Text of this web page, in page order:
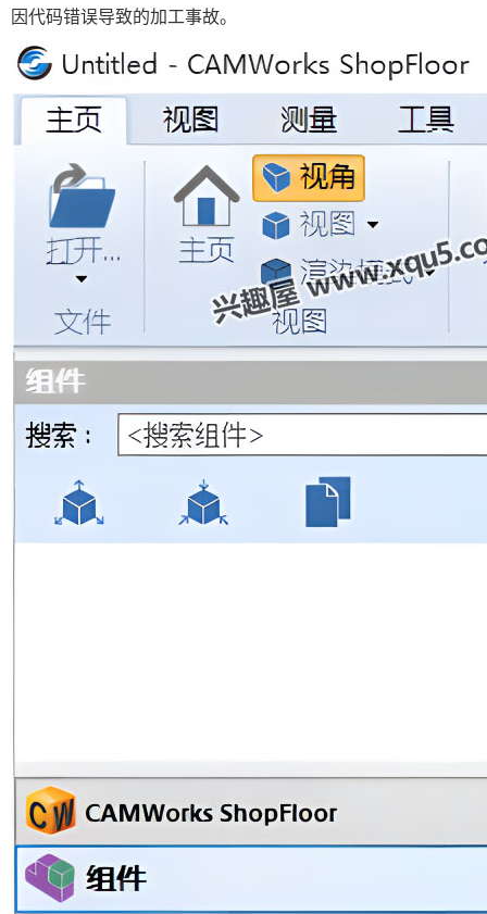
因代码错误导致的加工事故。